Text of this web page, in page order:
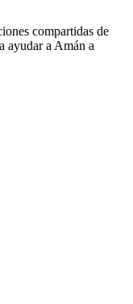
compartidas de
ayudar a Amán a